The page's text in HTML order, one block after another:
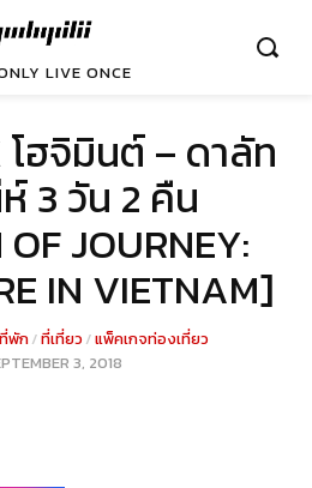
LIVE ONCE
โฮจิมินต์ – ดาลัท
3 วัน 2 คืน
JOURNEY:
IN VIETNAM]
ที่พัก/ที่เที่ยว /แพ็คเกจท่องเที่ยว
3, 2018